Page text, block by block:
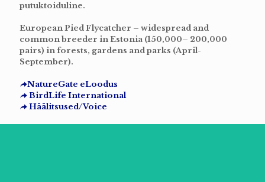
putuktoiduline.
European Pied Flycatcher – widespread and
common breeder in Estonia (150,000– 200,000
pairs) in forests, gardens and parks (April-
September).
NatureGate eLoodus
BirdLife International
Häälitsused/Voice